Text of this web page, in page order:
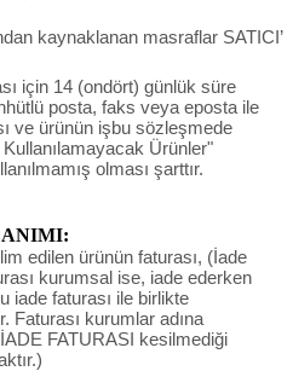
kaynaklanan masraflar SATICI’
için 14 (ondört) günlük süre
posta, faks veya eposta ile
ve ürünün işbu sözleşmede
Ürünler"
olması şarttır.
edilen ürünün faturası, (İade
kurumsal ise, iade ederken
iade faturası ile birlikte
Faturası kurumlar adına
FATURASI kesilmediği